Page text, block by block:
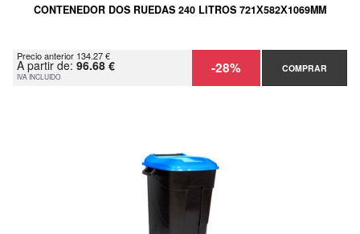
CONTENEDOR DOS RUEDAS 240 LITROS 721Х582Х1069MM
Precio anterior 134.27 €
A partir de: 96.68 €
IVA INCLUIDO -28% COMPRAR